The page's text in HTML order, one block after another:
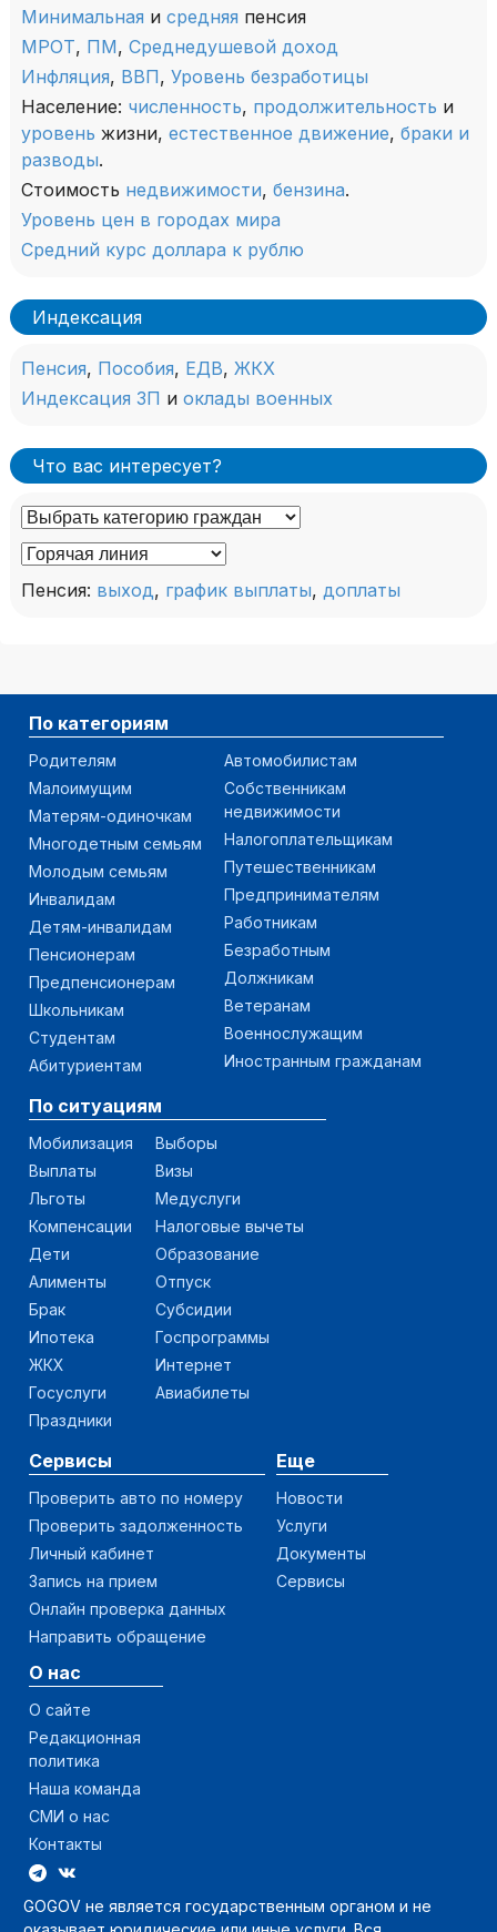
Минимальная и средняя пенсия
МРОТ, ПМ, Среднедушевой доход
Инфляция, ВВП, Уровень безработицы
Население: численность, продолжительность и
уровень жизни, естественное движение, браки и
разводы.
Стоимость недвижимости, бензина.
Уровень цен в городах мира
Средний курс доллара к рублю
Индексация
Пенсия, Пособия, ЕДВ, ЖКХ
Индексация ЗП и оклады военных
Что вас интересует?
Пенсия: выход, график выплаты, доплаты
По категориям
Родителям
Малоимущим
Матерям-одиночкам
Многодетным семьям
Молодым семьям
Инвалидам
Детям-инвалидам
Пенсионерам
Предпенсионерам
Школьникам
Студентам
Абитуриентам
Автомобилистам
Собственникам
недвижимости
Налогоплательщикам
Путешественникам
Предпринимателям
Работникам
Безработным
Должникам
Ветеранам
Военнослужащим
Иностранным гражданам
По ситуациям
Мобилизация
Выплаты
Льготы
Компенсации
Дети
Алименты
Брак
Ипотека
ЖКХ
Госуслуги
Праздники
Выборы
Визы
Медуслуги
Налоговые вычеты
Образование
Отпуск
Субсидии
Госпрограммы
Интернет
Авиабилеты
Сервисы
Проверить авто по номеру
Проверить задолженность
Личный кабинет
Запись на прием
Онлайн проверка данных
Направить обращение
Еще
Новости
Услуги
Документы
Сервисы
О нас
О сайте
Редакционная
политика
Наша команда
СМИ о нас
Контакты
GOGOV не является государственным органом и не